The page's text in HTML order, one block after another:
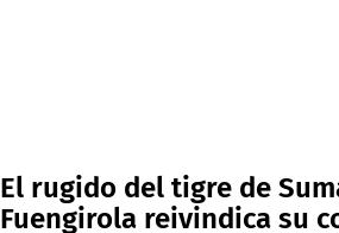
El rugido del tigre de
Fuengirola reivindica su